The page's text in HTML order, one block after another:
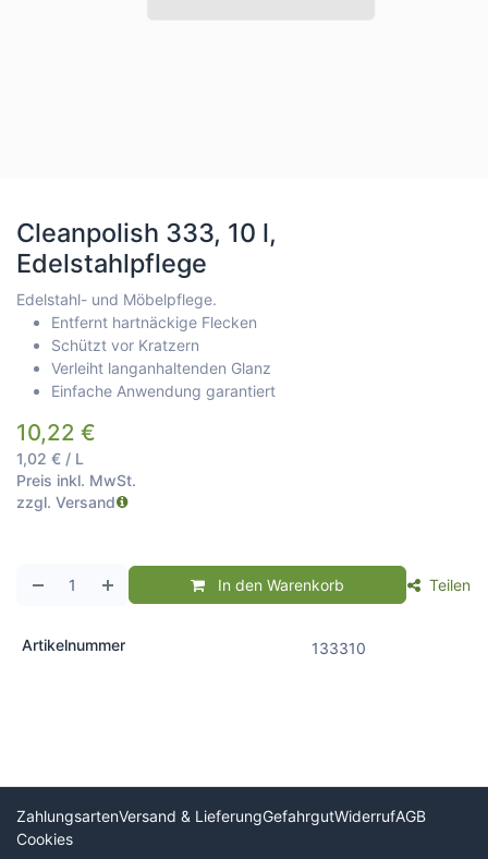
Cleanpolish 333, 10 l,
Edelstahlpflege
Edelstahl- und Möbelpflege.
Entfernt hartnäckige Flecken
Schützt vor Kratzern
Verleiht langanhaltenden Glanz
Einfache Anwendung garantiert
10,22 €
1,02 € / L
Preis inkl. MwSt.
zzgl. Versand
In den Warenkorb Teilen
Artikelnummer 133310
ZahlungsartenVersand & LieferungGefahrgutWiderrufAGB
Cookies